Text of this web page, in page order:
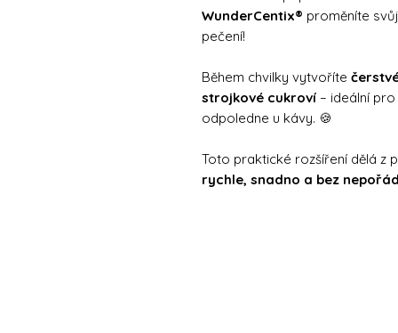
WunderCentix® proměníte
pečení!
Během chvilky vytvoříte
strojkové cukroví – ideální
odpoledne u kávy. 🍪
Toto praktické rozšíření dělá z
rychle, snadno a bez